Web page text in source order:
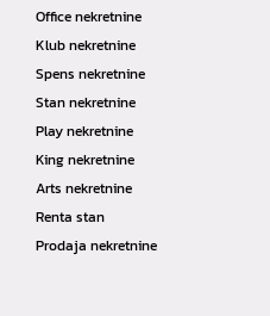
Office nekretnine
Klub nekretnine
Spens nekretnine
Stan nekretnine
Play nekretnine
King nekretnine
Arts nekretnine
Renta stan
Prodaja nekretnine